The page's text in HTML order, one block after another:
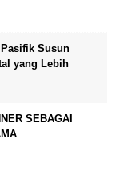
Susun
yang Lebih
SEBAGAI